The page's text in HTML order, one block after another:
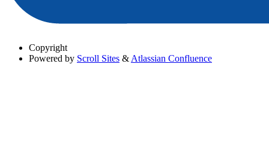
Copyright
Powered by Scroll Sites & Atlassian Confluence